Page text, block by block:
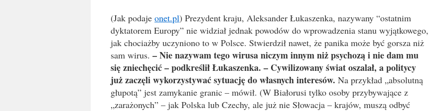
(Jak podaje onet.pl) Prezydent kraju, Aleksander Łukaszenka, nazywany “ostatnim
dyktatorem Europy” nie widział jednak powodów do wprowadzenia stanu wyjątkowego,
jak chociażby uczyniono to w Polsce. Stwierdził nawet, że panika może być gorsza niż
sam wirus. – Nie nazywam tego wirusa niczym innym niż psychozą i nie dam mu
się zniechęcić – podkreślił Łukaszenka. – Cywilizowany świat oszalał, a politycy
już zaczęli wykorzystywać sytuację do własnych interesów. Na przykład „absolutną
głupotą” jest zamykanie granic – mówił. (W Białorusi tylko osoby przybywające z
„zarażonych” – jak Polska lub Czechy, ale już nie Słowacja – krajów, muszą odbyć